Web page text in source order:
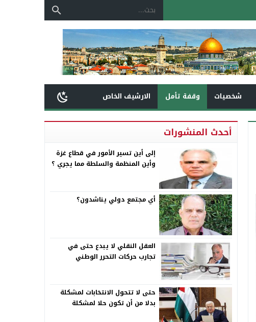
شخصيات وقفة تأمل الارشيف الخاص
أحدث المنشورات
إلى أين تسير الأمور في قطاع غزة
وأين المنظمة والسلطة مما يجري ؟
أي مجتمع دولي يناشدون؟
العقل النقلي لا يبدع حتى في
تجارب حركات التحرر الوطني
حتى لا تتحول الانتخابات لمشكلة
بدلا من أن تكون حلا لمشكلة